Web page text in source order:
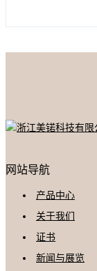
网站导航
产品中心
关于我们
证书
新闻与展览